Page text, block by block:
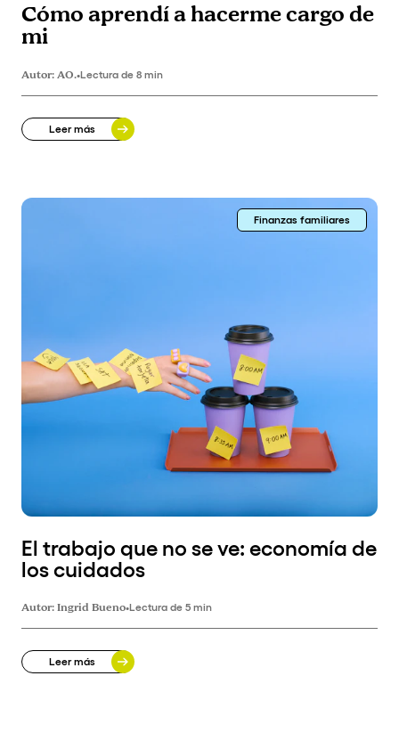
Cómo aprendí a hacerme cargo de
mi
Autor:AO.•Lectura de 8 min
Leer más
Finanzas familiares
El trabajo que no se ve: economía de
los cuidados
Autor:Ingrid Bueno•Lectura de 5 min
Leer más